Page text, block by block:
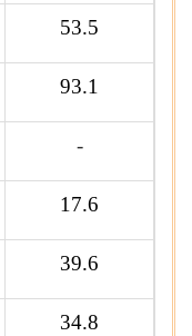
53.5
93.1
-
17.6
39.6
34.8